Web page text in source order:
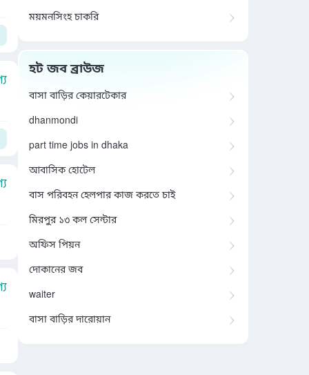
ময়মনসিংহ চাকরি
হট জব ব্রাউজ
বাসা বাড়ির কেয়ারটেকার
dhanmondi
part time jobs in dhaka
আবাসিক হোটেল
বাস পরিবহন হেলপার কাজ করতে চাই
মিরপুর ১৩ কল সেন্টার
অফিস পিয়ন
দোকানের জব
waiter
বাসা বাড়ির দারোয়ান